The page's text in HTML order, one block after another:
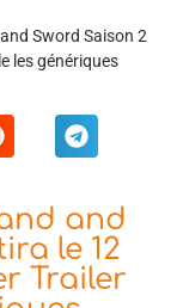
Sword Saison 2
les génériques
and
le 12
Trailer